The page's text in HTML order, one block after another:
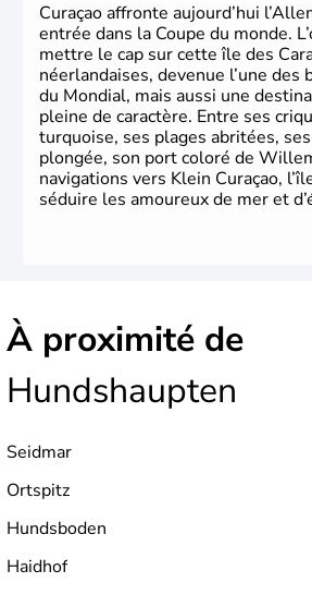
Curaçao affronte aujourd’hui
entrée dans la Coupe du monde.
mettre le cap sur cette île des
néerlandaises, devenue l’une des
du Mondial, mais aussi une
pleine de caractère. Entre ses
turquoise, ses plages abritées,
plongée, son port coloré de
navigations vers Klein Curaçao,
séduire les amoureux de mer et
À proximité de
Hundshaupten
Seidmar
Ortspitz
Hundsboden
Haidhof